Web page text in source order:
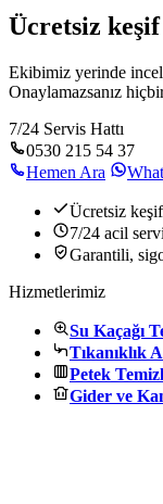
Ücretsiz
Ekibimiz yerinde
Onaylamazsanız
7/24 Servis Hattı
0530 215 54 37
Hemen Ara
Ücretsiz
7/24 acil
Garantili,
Hizmetlerimiz
Su Kaçağı
Tıkanıklık
Petek
Gider ve